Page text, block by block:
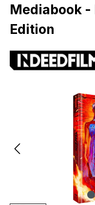
Mediabook -
Edition
Bildergalerie